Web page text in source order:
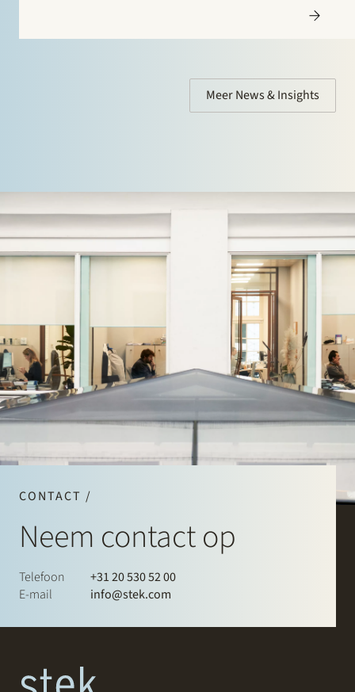
Meer News & Insights
CONTACT /
Neem contact op
Telefoon
+31 20 530 52 00
E-mail
info@stek.com